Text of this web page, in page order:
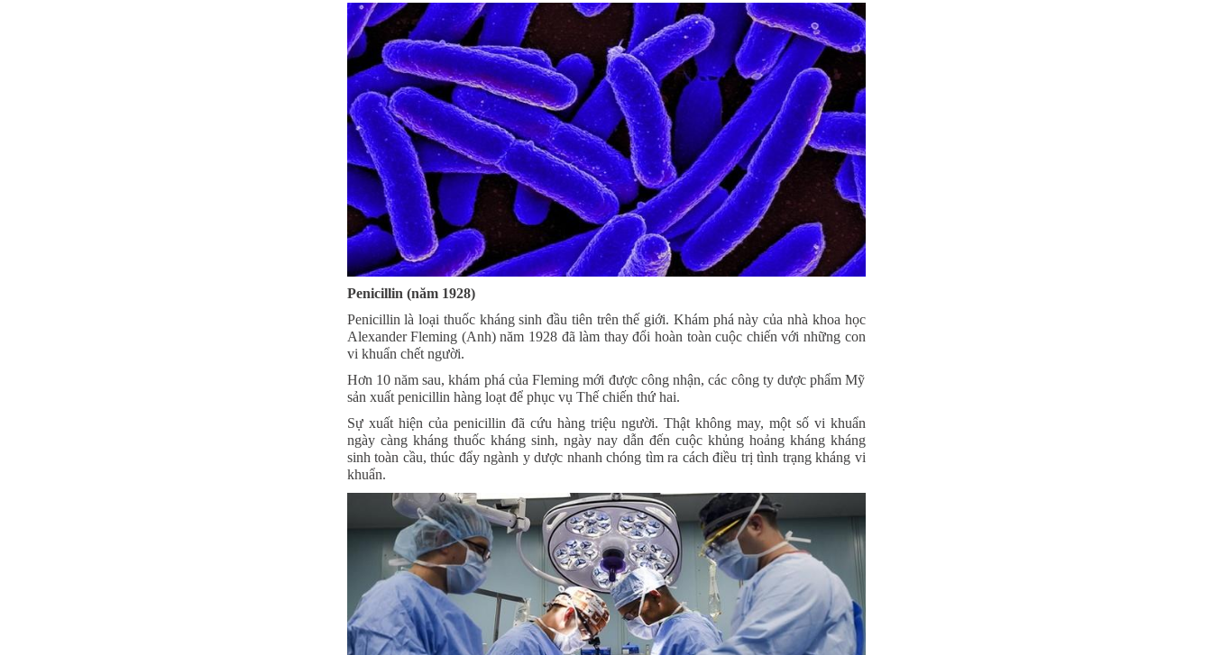
Penicillin (năm 1928)
Penicillin là loại thuốc kháng sinh đầu tiên trên thế giới. Khám phá này của nhà khoa học
Alexander Fleming (Anh) năm 1928 đã làm thay đổi hoàn toàn cuộc chiến với những con
vi khuẩn chết người.
Hơn 10 năm sau, khám phá của Fleming mới được công nhận, các công ty dược phẩm Mỹ
sản xuất penicillin hàng loạt để phục vụ Thế chiến thứ hai.
Sự xuất hiện của penicillin đã cứu hàng triệu người. Thật không may, một số vi khuẩn
ngày càng kháng thuốc kháng sinh, ngày nay dẫn đến cuộc khủng hoảng kháng kháng
sinh toàn cầu, thúc đẩy ngành y dược nhanh chóng tìm ra cách điều trị tình trạng kháng vi
khuẩn.